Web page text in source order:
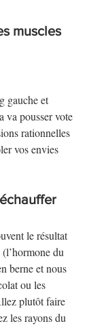
muscles
gauche et
va pousser vote
rationnelles
vos envies
le résultat
du
berne et nous
ou les
plutôt faire
les rayons du